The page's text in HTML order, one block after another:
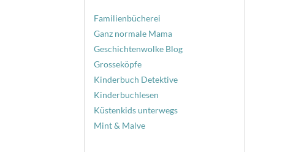
Familienbücherei
Ganz normale Mama
Geschichtenwolke Blog
Grosseköpfe
Kinderbuch Detektive
Kinderbuchlesen
Küstenkids unterwegs
Mint & Malve